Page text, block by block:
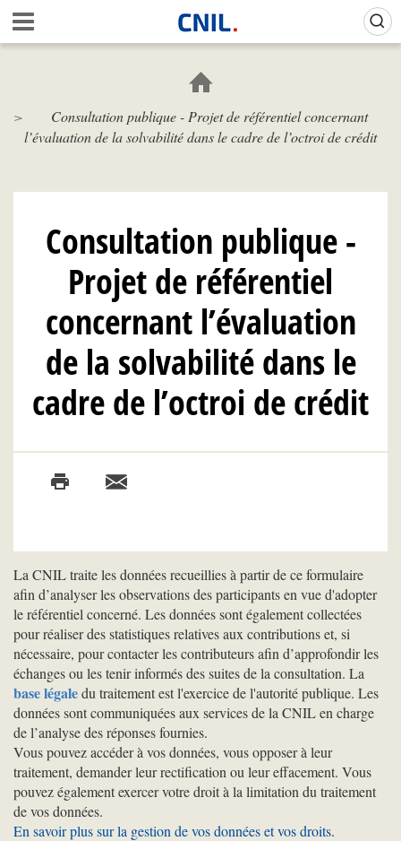
Aller
au
contenu
c
i
l
N
L
Consultation publique - Projet de référentiel concernant
l’évaluation de la solvabilité dans le cadre de l’octroi de crédit
Consultation publique -
Projet de référentiel
concernant l’évaluation
de la solvabilité dans le
cadre de l’octroi de crédit
La CNIL traite les données recueillies à partir de ce formulaire
afin d’analyser les observations des participants en vue d'adopter
le référentiel concerné. Les données sont également collectées
pour réaliser des statistiques relatives aux contributions et, si
nécessaire, pour contacter les contributeurs afin d’approfondir les
échanges ou les tenir informés des suites de la consultation. La
base légaledu traitement est l'exercice de l'autorité publique. Les
données sont communiquées aux services de la CNIL en charge
de l’analyse des réponses fournies.
Vous pouvez accéder à vos données, vous opposer à leur
traitement, demander leur rectification ou leur effacement. Vous
pouvez également exercer votre droit à la limitation du traitement
de vos données.
En savoir plus sur la gestion de vos données et vos droits.
Gestion de vos préférences sur les cookies (témoins de connexion)